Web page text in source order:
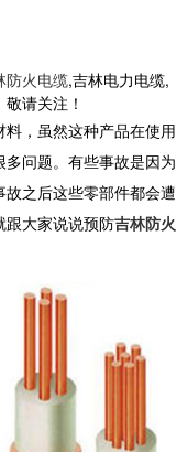
防火电缆,吉林电力电缆,
请关注！
，虽然这种产品在使用
问题。有些事故是因为
之后这些零部件都会遭
跟大家说说预防吉林防火